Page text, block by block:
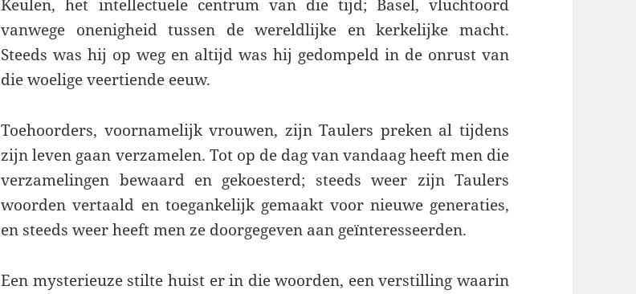
Keulen, het intellectuele centrum van die tijd; Basel, vluchtoord
vanwege onenigheid tussen de wereldlijke en kerkelijke macht.
Steeds was hij op weg en altijd was hij gedompeld in de onrust van
die woelige veertiende eeuw.
Toehoorders, voornamelijk vrouwen, zijn Taulers preken al tijdens
zijn leven gaan verzamelen. Tot op de dag van vandaag heeft men die
verzamelingen bewaard en gekoesterd; steeds weer zijn Taulers
woorden vertaald en toegankelijk gemaakt voor nieuwe generaties,
en steeds weer heeft men ze doorgegeven aan geïnteresseerden.
Een mysterieuze stilte huist er in die woorden, een verstilling waarin